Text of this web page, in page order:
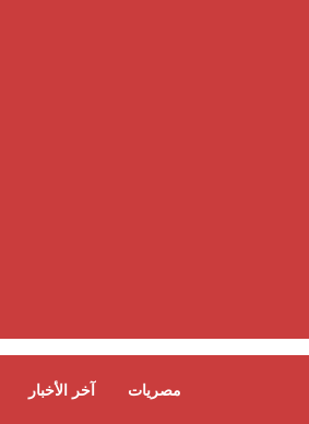
آخر الأخبار مصريات